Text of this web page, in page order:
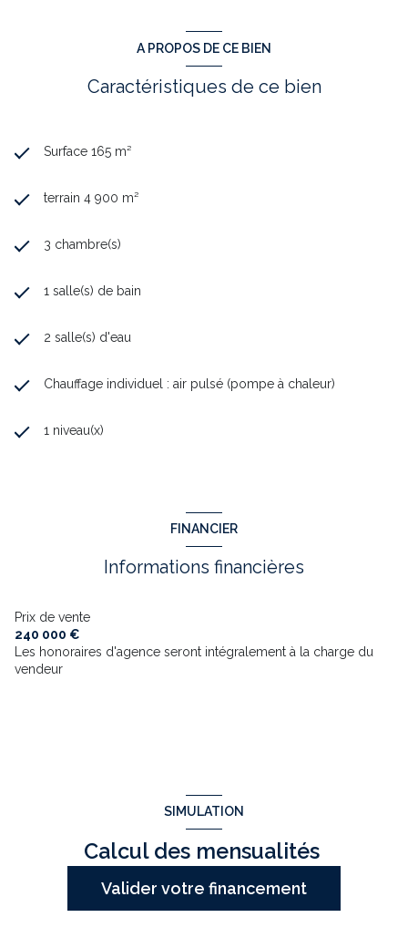
A PROPOS DE CE BIEN
Caractéristiques de ce bien
Surface 165 m²
terrain 4 900 m²
3 chambre(s)
1 salle(s) de bain
2 salle(s) d'eau
Chauffage individuel : air pulsé (pompe à chaleur)
1 niveau(x)
FINANCIER
Informations financières
Prix de vente
240 000 €
Les honoraires d'agence seront intégralement à la charge du
vendeur
SIMULATION
Calcul des mensualités
Valider votre financement